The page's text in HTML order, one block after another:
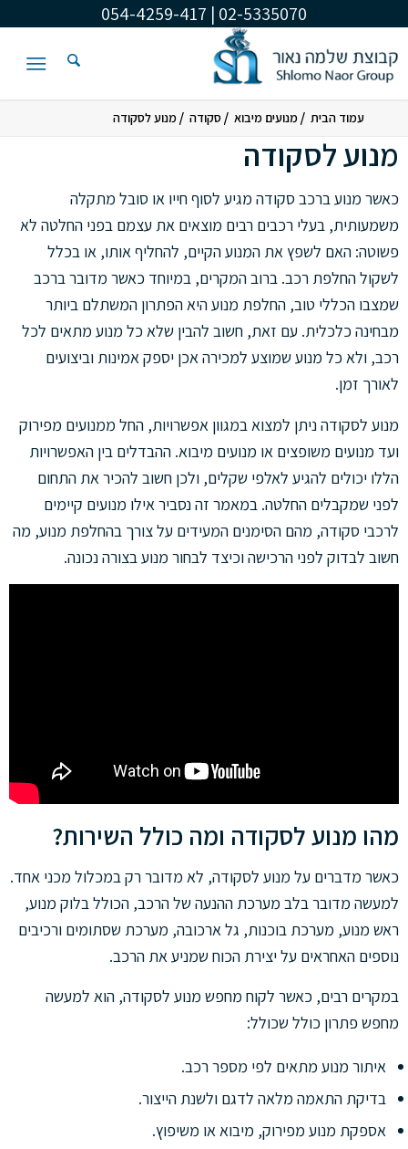
02-5335070 | 054-4259-417
עמוד הבית /מנועים מיבוא /סקודה /מנוע לסקודה
מנוע לסקודה
כאשר מנוע ברכב סקודה מגיע לסוף חייו או סובל מתקלה
משמעותית, בעלי רכבים רבים מוצאים את עצמם בפני החלטה לא
פשוטה: האם לשפץ את המנוע הקיים, להחליף אותו, או בכלל
לשקול החלפת רכב. ברוב המקרים, במיוחד כאשר מדובר ברכב
שמצבו הכללי טוב, החלפת מנוע היא הפתרון המשתלם ביותר
מבחינה כלכלית. עם זאת, חשוב להבין שלא כל מנוע מתאים לכל
רכב, ולא כל מנוע שמוצע למכירה אכן יספק אמינות וביצועים
לאורך זמן.
מנוע לסקודה ניתן למצוא במגוון אפשרויות, החל ממנועים מפירוק
ועד מנועים משופצים או מנועים מיבוא. ההבדלים בין האפשרויות
הללו יכולים להגיע לאלפי שקלים, ולכן חשוב להכיר את התחום
לפני שמקבלים החלטה. במאמר זה נסביר אילו מנועים קיימים
לרכבי סקודה, מהם הסימנים המעידים על צורך בהחלפת מנוע, מה
חשוב לבדוק לפני הרכישה וכיצד לבחור מנוע בצורה נכונה.
מהו מנוע לסקודה ומה כולל השירות?
כאשר מדברים על מנוע לסקודה, לא מדובר רק במכלול מכני אחד.
למעשה מדובר בלב מערכת ההנעה של הרכב, הכולל בלוק מנוע,
ראש מנוע, מערכת בוכנות, גל ארכובה, מערכת שסתומים ורכיבים
נוספים האחראים על יצירת הכוח שמניע את הרכב.
במקרים רבים, כאשר לקוח מחפש מנוע לסקודה, הוא למעשה
מחפש פתרון כולל שכולל:
איתור מנוע מתאים לפי מספר רכב.
בדיקת התאמה מלאה לדגם ולשנת הייצור.
אספקת מנוע מפירוק, מיבוא או משיפוץ.